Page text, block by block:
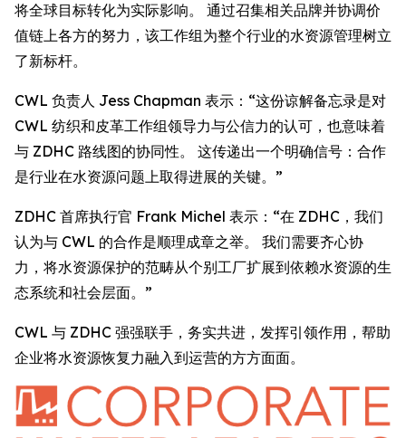
将全球目标转化为实际影响。 通过召集相关品牌并协调价
值链上各方的努力，该工作组为整个行业的水资源管理树立
了新标杆。
CWL 负责人 Jess Chapman 表示：“这份谅解备忘录是对
CWL 纺织和皮革工作组领导力与公信力的认可，也意味着
与 ZDHC 路线图的协同性。 这传递出一个明确信号：合作
是行业在水资源问题上取得进展的关键。”
ZDHC 首席执行官 Frank Michel 表示：“在 ZDHC，我们
认为与 CWL 的合作是顺理成章之举。 我们需要齐心协
力，将水资源保护的范畴从个别工厂扩展到依赖水资源的生
态系统和社会层面。”
CWL 与 ZDHC 强强联手，务实共进，发挥引领作用，帮助
企业将水资源恢复力融入到运营的方方面面。